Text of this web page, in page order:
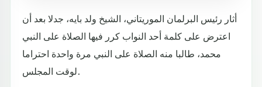
أثار رئيس البرلمان الموريتاني، الشيخ ولد بايه، جدلا بعد أن
اعترض على كلمة أحد النواب كرر فيها الصلاة على النبي
محمد، طالبا منه الصلاة على النبي مرة واحدة احتراما
لوقت المجلس.